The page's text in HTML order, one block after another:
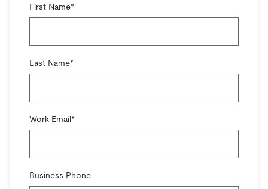
TiDB Labs
会社概要
キャリア
First Name*
Last Name*
Work Email*
Business Phone